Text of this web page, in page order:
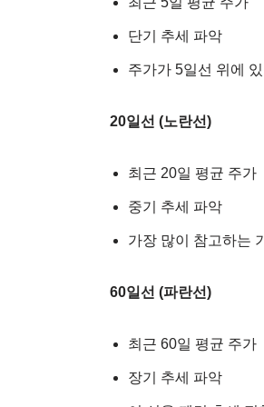
단기 추세 파악
주가가 5일선 위에
20일선 (노란선)
최근 20일 평균 주가
중기 추세 파악
가장 많이 참고하는
60일선 (파란선)
최근 60일 평균 주가
장기 추세 파악